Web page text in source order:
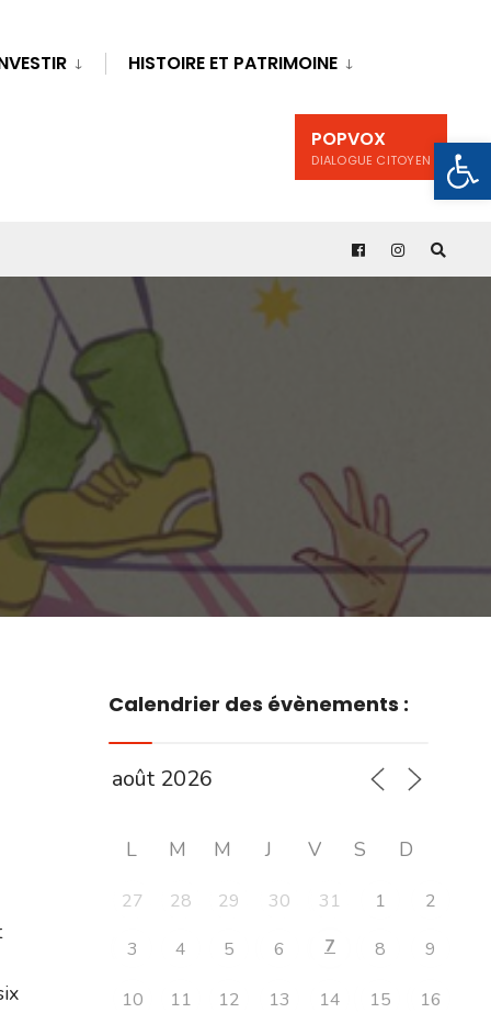
HISTOIRE ET PATRIMOINE
POPVOX
DIALOGUE CITOYEN
Calendrier des évènements :
L M M J V S D
27 28 29 30 31 1
2
3
4 5 6 7 8 9
10 11 12 13 14 15 16